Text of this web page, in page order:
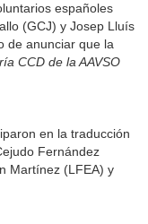
españoles
(GCJ) y Josep Lluís
de anunciar que la
CCD de la AAVSO
en la traducción
Fernández
Martínez (LFEA) y